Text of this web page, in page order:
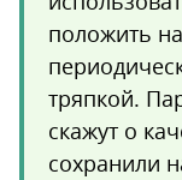
положить
тряпкой.
скажут о
сохранили